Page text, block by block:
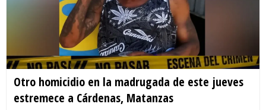
Otro homicidio en la madrugada de este jueves
estremece a Cárdenas, Matanzas